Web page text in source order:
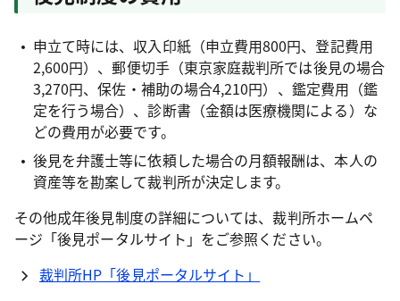
申立て時には、収入印紙（申立費用800円、登記費用
2,600円）、郵便切手（東京家庭裁判所では後見の場合
3,270円、保佐・補助の場合4,210円）、鑑定費用（鑑
定を行う場合）、診断書（金額は医療機関による）な
どの費用が必要です。
後見を弁護士等に依頼した場合の月額報酬は、本人の
資産等を勘案して裁判所が決定します。
その他成年後見制度の詳細については、裁判所ホームペ
ージ「後見ポータルサイト」をご参照ください。
裁判所HP「後見ポータルサイト」